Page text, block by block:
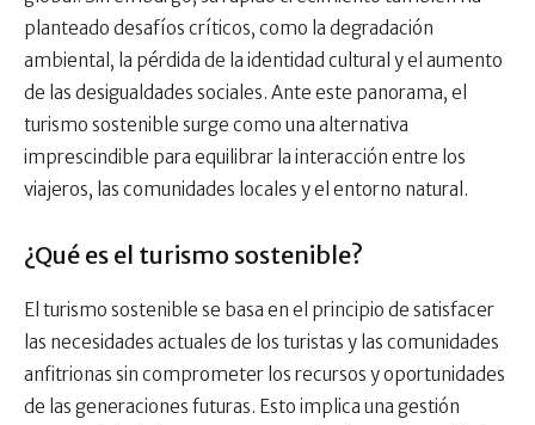
planteado desafíos críticos, como la degradación
ambiental, la pérdida de la identidad cultural y el aumento
de las desigualdades sociales. Ante este panorama, el
turismo sostenible surge como una alternativa
imprescindible para equilibrar la interacción entre los
viajeros, las comunidades locales y el entorno natural.
¿Qué es el turismo sostenible?
El turismo sostenible se basa en el principio de satisfacer
las necesidades actuales de los turistas y las comunidades
anfitrionas sin comprometer los recursos y oportunidades
de las generaciones futuras. Esto implica una gestión